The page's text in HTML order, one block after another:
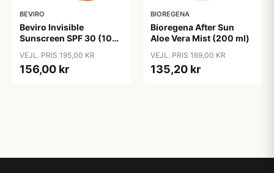
BEVIRO
Beviro Invisible
Sunscreen SPF 30 (100
VEJL. PRIS 195,00 KR
156,00 kr
BIOREGENA
Bioregena After Sun
Aloe Vera Mist (200 ml)
VEJL. PRIS 169,00 KR
135,20 kr